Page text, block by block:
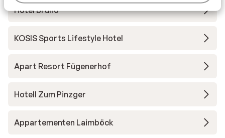
Hotel Bruno
KOSIS Sports Lifestyle Hotel
Apart Resort Fügenerhof
Hotell Zum Pinzger
Appartementen Laimböck